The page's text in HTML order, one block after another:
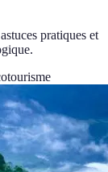
pratiques et